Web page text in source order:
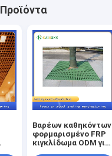
Βαρέων καθηκόντων
φορμαρισμένο FRP
κιγκλίδωμα ODM για